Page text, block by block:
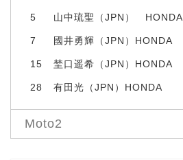
5 山中琉聖（JPN） HONDA
7 國井勇輝（JPN）HONDA
15 埜口遥希（JPN）HONDA
28 有田光（JPN）HONDA
Moto2